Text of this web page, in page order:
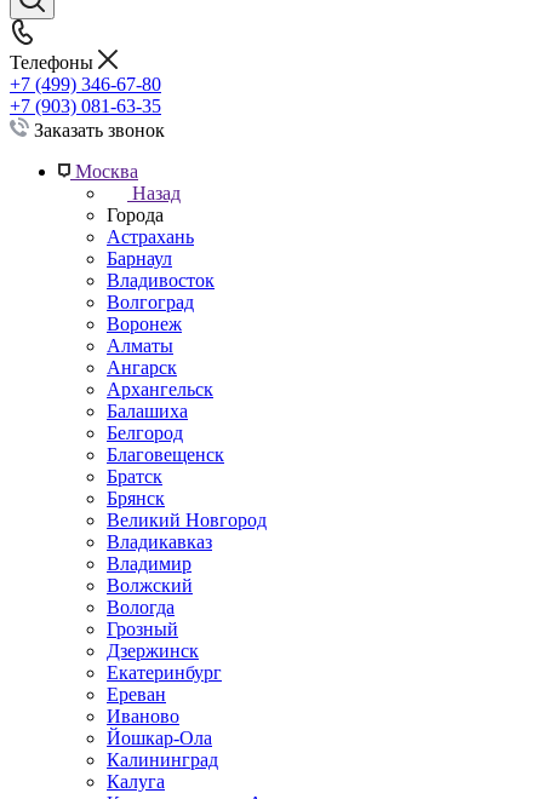
Телефоны
+7 (499) 346-67-80
+7 (903) 081-63-35
Заказать звонок
Москва
Назад
Города
Астрахань
Барнаул
Владивосток
Волгоград
Воронеж
Алматы
Ангарск
Архангельск
Балашиха
Белгород
Благовещенск
Братск
Брянск
Великий Новгород
Владикавказ
Владимир
Волжский
Вологда
Грозный
Дзержинск
Екатеринбург
Ереван
Иваново
Йошкар-Ола
Калининград
Калуга